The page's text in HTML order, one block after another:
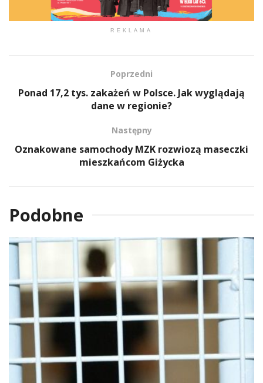
REKLAMA
Poprzedni
Ponad 17,2 tys. zakażeń w Polsce. Jak wyglądają
dane w regionie?
Następny
Oznakowane samochody MZK rozwiozą maseczki
mieszkańcom Giżycka
Podobne